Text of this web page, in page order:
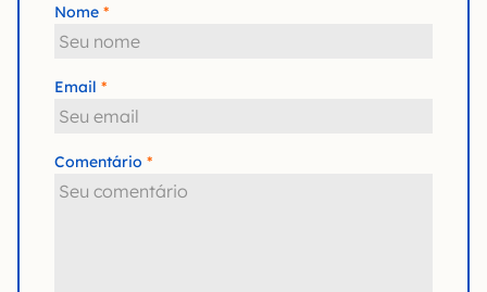
Nome
Email
Comentário